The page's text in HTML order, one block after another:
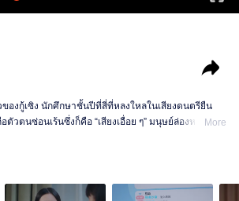
ของกู้เซิง นักศึกษาชั้นปีที่สี่ที่หลงใหลในเสียงดนตรียืน
วตนซ่อนเร้นซึ่งก็คือ “เสียงเอื่อย ๆ” มนุษย์ล่องหนใน
ธอบังเอิญได้พบกับม่อชิงเฉิงในฐานะ “เชียงชิงฉือ”ใน
วยความช่วยเหลือของเพื่อนรัก ทั้งสองคนค่อย ๆ ใกล้
More